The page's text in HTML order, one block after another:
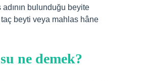
bulunduğu beyite
beyti veya mahlas hâne
ne demek?